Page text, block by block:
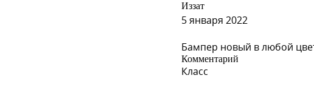
OLYMPIC WHITE (СОЛИД)
Иззат
5 января 2022
Бампер новый в любой
Комментарий
Класс